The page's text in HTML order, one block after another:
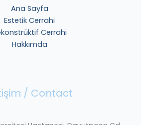
Ana Sayfa
Estetik Cerrahi
Cerrahi
Hakkımda
/ Contact